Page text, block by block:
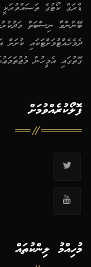
ޑްރަގް ކޯޓުގެ
ބޭނުންވާ ނިސްބަތް
ދެމެހެއްޓުމަށްޓަކައި
ގޮތުގައި އެމީހުން
ފޮލޯކުރެއްވުމަށް
މުހިއްމު ލިންކުތައް